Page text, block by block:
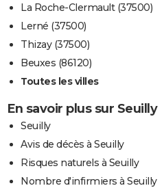
La Roche-Clermault (37500)
Lerné (37500)
Thizay (37500)
Beuxes (86120)
Toutes les villes
En savoir plus sur Seuilly
Seuilly
Avis de décès à Seuilly
Risques naturels à Seuilly
Nombre d'infirmiers à Seuilly